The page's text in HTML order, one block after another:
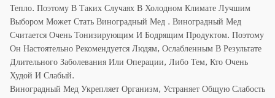
Тепло. Поэтому В Таких Случаях В Холодном Климате Лучшим
Выбором Может Стать Виноградный Мед . Виноградный Мед
Считается Очень Тонизирующим И Бодрящим Продуктом. Поэтому
Он Настоятельно Рекомендуется Людям, Ослабленным В Результате
Длительного Заболевания Или Операции, Либо Тем, Кто Очень
Худой И Слабый.
Виноградный Мед Укрепляет Организм, Устраняет Общую Слабость